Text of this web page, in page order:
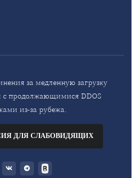
за медленную загрузку
с продолжающимися DDOS
из-за рубежа.
ДЛЯ СЛАБОВИДЯЩИХ